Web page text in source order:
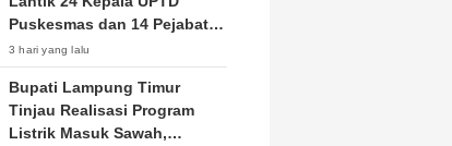
Puskesmas dan 14 Pejabat
Fungsional, Dorong Inovasi
dan Pelayanan Prima
3 hari yang lalu
Bupati Lampung Timur
Tinjau Realisasi Program
Listrik Masuk Sawah,